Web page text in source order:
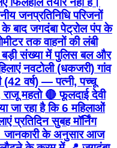
जनप्रतिनिधि परिजनों
बाद जगदंबा पेट्रोल पंप के
तक वाहनों की लंबी
संख्या में पुलिस बल और
नवटोली (धकजरी) गांव
(42 वर्ष) — पत्नी, पच्चू
महतो 🔴 फूलदाई देवी
जा रहा है कि 6 महिलाओं
प्रतिदिन सुबह मॉर्निंग
जानकारी के अनुसार आज